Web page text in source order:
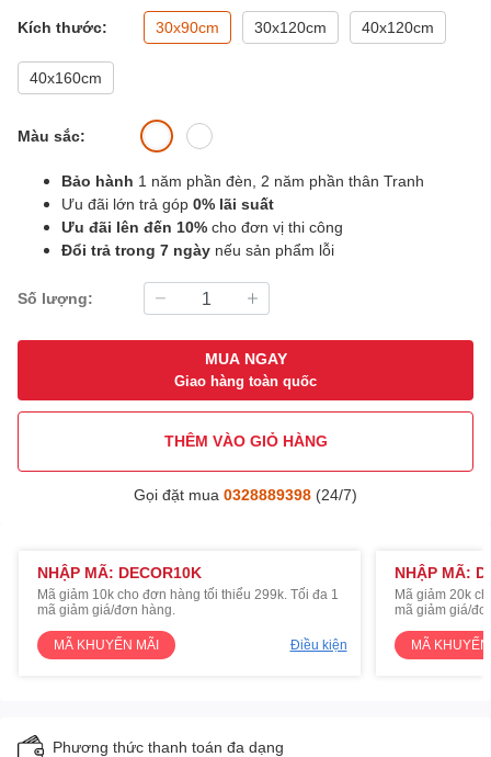
Kích thước: 30x90cm 30x120cm 40x120cm
40x160cm
Màu sắc:
Bảo hành 1 năm phần đèn, 2 năm phần thân Tranh
Ưu đãi lớn trả góp 0% lãi suất
Ưu đãi lên đến 10% cho đơn vị thi công
Đổi trả trong 7 ngày nếu sản phẩm lỗi
Số lượng:
MUA NGAY
Giao hàng toàn quốc
THÊM VÀO GIỎ HÀNG
Gọi đặt mua 0328889398 (24/7)
NHẬP MÃ: DECOR10K
Mã giảm 10k cho đơn hàng tối thiểu 299k. Tối đa 1
mã giảm giá/đơn hàng.
MÃ KHUYẾN MÃI Điều kiện
NHẬP MÃ:
Mã giảm 20k
mã giảm giá/
MÃ
Phương thức thanh toán đa dạng